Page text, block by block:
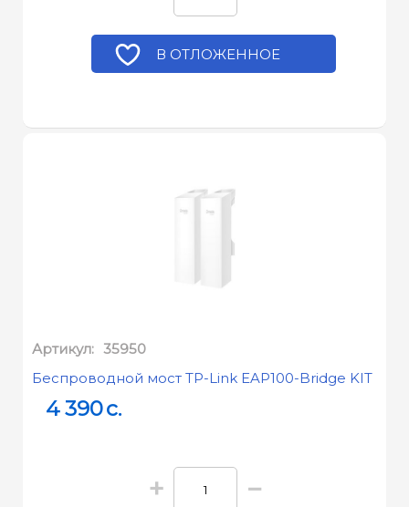
В ОТЛОЖЕННОЕ
Артикул: 35950
Беспроводной мост TP-Link EAP100-Bridge KIT
4 390c.
+ −